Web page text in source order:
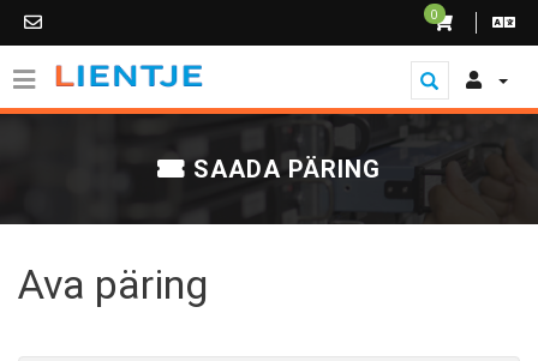
0
SAADA PÄRING
Ava päring